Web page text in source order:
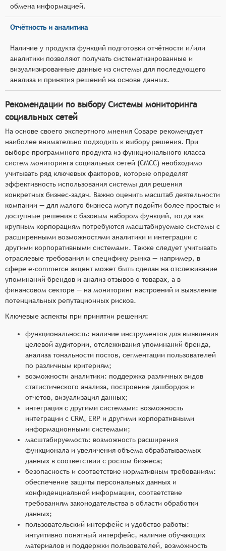
обмена информацией.
Отчётность и аналитика
Наличие у продукта функций подготовки отчётности и/или
аналитики позволяют получать систематизированные и
визуализированные данные из системы для последующего
анализа и принятия решений на основе данных.
Рекомендации по выбору Системы мониторинга
социальных сетей
На основе своего экспертного мнения Соваре рекомендует
наиболее внимательно подходить к выбору решения. При
выборе программного продукта из функционального класса
систем мониторинга социальных сетей (СМСС) необходимо
учитывать ряд ключевых факторов, которые определят
эффективность использования системы для решения
конкретных бизнес-задач. Важно оценить масштаб деятельности
компании — для малого бизнеса могут подойти более простые и
доступные решения с базовым набором функций, тогда как
крупным корпорациям потребуются масштабируемые системы с
расширенными возможностями аналитики и интеграции с
другими корпоративными системами. Также следует учитывать
отраслевые требования и специфику рынка — например, в
сфере e-commerce акцент может быть сделан на отслеживание
упоминаний брендов и анализ отзывов о товарах, а в
финансовом секторе — на мониторинг настроений и выявление
потенциальных репутационных рисков.
Ключевые аспекты при принятии решения:
функциональность: наличие инструментов для выявления
целевой аудитории, отслеживания упоминаний бренда,
анализа тональности постов, сегментации пользователей
по различным критериям;
возможности аналитики: поддержка различных видов
статистического анализа, построение дашбордов и
отчётов, визуализация данных;
интеграция с другими системами: возможность
интеграции с CRM, ERP и другими корпоративными
информационными системами;
масштабируемость: возможность расширения
функционала и увеличения объёма обрабатываемых
данных в соответствии с ростом бизнеса;
безопасность и соответствие нормативным требованиям:
обеспечение защиты персональных данных и
конфиденциальной информации, соответствие
требованиям законодательства в области обработки
данных;
пользовательский интерфейс и удобство работы:
интуитивно понятный интерфейс, наличие обучающих
материалов и поддержки пользователей, возможность